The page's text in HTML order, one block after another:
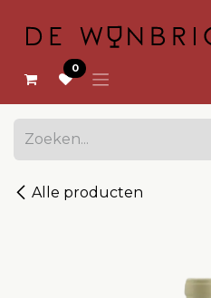
0
Alle producten